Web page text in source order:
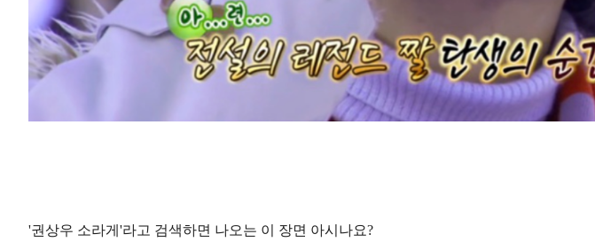
'권상우 소라게'라고 검색하면 나오는 이 장면 아시나요?